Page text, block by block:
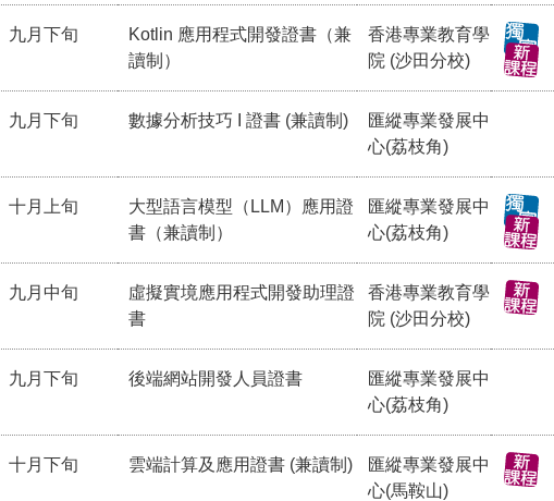
九月下旬
Kotlin 應用程式開發證書（兼
讀制）
香港專業教育學
院 (沙田分校)
九月下旬 數據分析技巧 I 證書 (兼讀制)
匯縱專業發展中
心(荔枝角)
十月上旬
大型語言模型（LLM）應用證
書（兼讀制）
匯縱專業發展中
心(荔枝角)
九月中旬
虛擬實境應用程式開發助理證
書
香港專業教育學
院 (沙田分校)
九月下旬 後端網站開發人員證書
匯縱專業發展中
心(荔枝角)
十月下旬 雲端計算及應用證書 (兼讀制)
匯縱專業發展中
心(馬鞍山)